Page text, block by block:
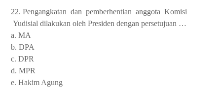
22. Pengangkatan dan pemberhentian anggota Komisi
Yudisial dilakukan oleh Presiden dengan persetujuan …
a. MA
b. DPA
c. DPR
d. MPR
e. Hakim Agung